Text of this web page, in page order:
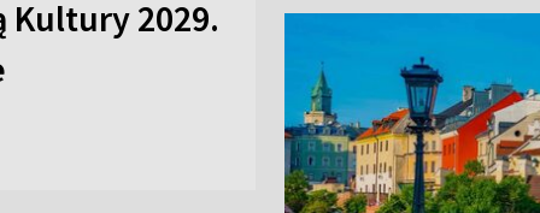
Kultury 2029.